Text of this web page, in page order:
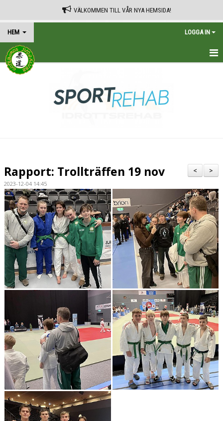
VÄLKOMMEN TILL VÅR NYA HEMSIDA!
HEM LOGGA IN
HEM
TRÄNINGSSCHEMA
IN ENGLISH
>
<
Rapport: Trollträffen 19 nov
2023-12-04 14:45